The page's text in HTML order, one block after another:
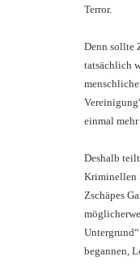
Terror.
Denn sollte
tatsächlich
einmal
Deshalb
Kriminellen
Zschäpes
begannen,